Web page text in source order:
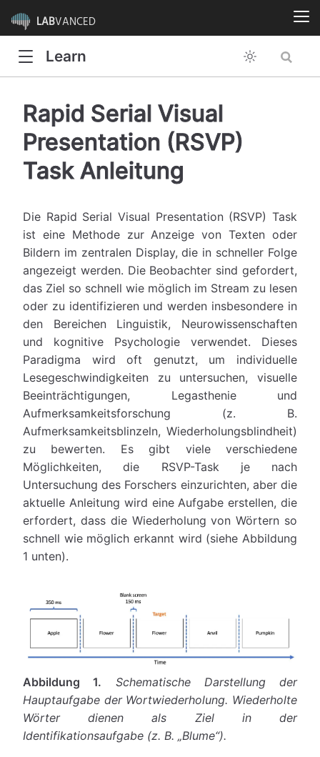
LABVANCED
Learn
Rapid Serial Visual
Presentation (RSVP)
Task Anleitung
Die Rapid Serial Visual Presentation (RSVP) Task
ist eine Methode zur Anzeige von Texten oder
Bildern im zentralen Display, die in schneller Folge
angezeigt werden. Die Beobachter sind gefordert,
das Ziel so schnell wie möglich im Stream zu lesen
oder zu identifizieren und werden insbesondere in
den Bereichen Linguistik, Neurowissenschaften
und kognitive Psychologie verwendet. Dieses
Paradigma wird oft genutzt, um individuelle
Lesegeschwindigkeiten zu untersuchen, visuelle
Beeinträchtigungen, Legasthenie und
Aufmerksamkeitsforschung (z. B.
Aufmerksamkeitsblinzeln, Wiederholungsblindheit)
zu bewerten. Es gibt viele verschiedene
Möglichkeiten, die RSVP-Task je nach
Untersuchung des Forschers einzurichten, aber die
aktuelle Anleitung wird eine Aufgabe erstellen, die
erfordert, dass die Wiederholung von Wörtern so
schnell wie möglich erkannt wird (siehe Abbildung
1 unten).
Abbildung 1.
Schematische Darstellung der
Hauptaufgabe der Wortwiederholung. Wiederholte
Wörter dienen als Ziel in der
Identifikationsaufgabe (z. B. „Blume“).